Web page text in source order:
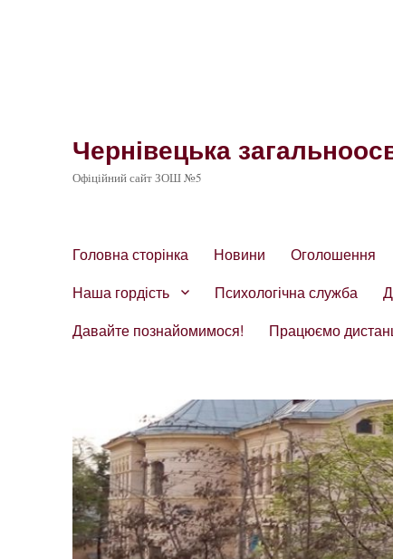
Чернівецька
Офіційний сайт ЗОШ №5
Головна сторінка Новини Оголошення
Наша гордість
Психологічна служба
Давайте познайомимося!
Працюємо